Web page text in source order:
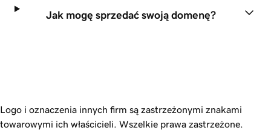
Jak mogę sprzedać swoją domenę?
Logo i oznaczenia innych firm są zastrzeżonymi znakami
towarowymi ich właścicieli. Wszelkie prawa zastrzeżone.